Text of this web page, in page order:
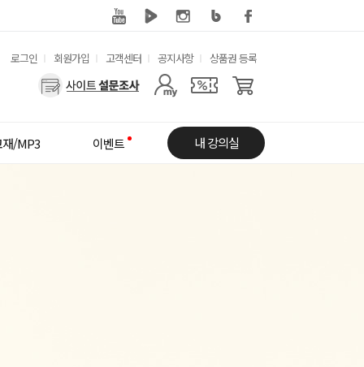
유
뉴
로그인 회원가입 고객센터 공지사항 상품권 등록
사
메
/MP3 이벤트 내 강의실